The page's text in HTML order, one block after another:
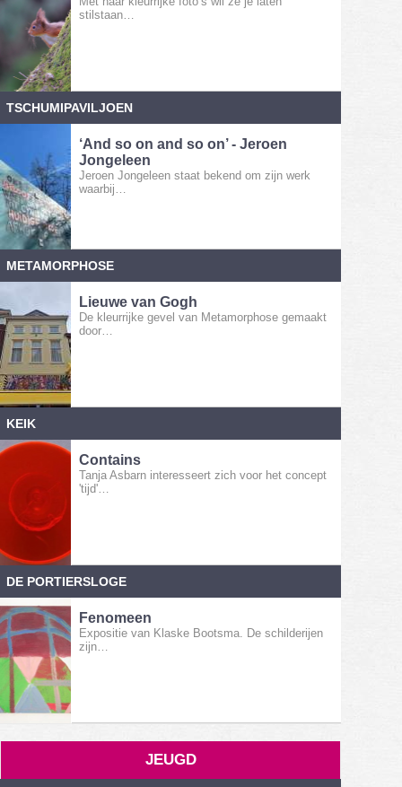
stilstaan…
TSCHUMIPAVILJOEN
‘And so on and so on’ - Jeroen
Jongeleen
Jeroen Jongeleen staat bekend om zijn werk
waarbij…
METAMORPHOSE
Lieuwe van Gogh
De kleurrijke gevel van Metamorphose gemaakt
door…
KEIK
Contains
Tanja Asbarn interesseert zich voor het concept
'tijd'…
DE PORTIERSLOGE
Fenomeen
Expositie van Klaske Bootsma. De schilderijen
zijn…
JEUGD